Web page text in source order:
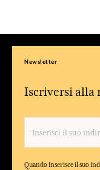
Newsletter
Iscriversi alla
Quando inserisce il suo